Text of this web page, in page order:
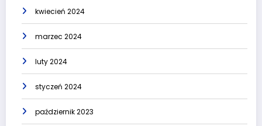
kwiecień 2024
marzec 2024
luty 2024
styczeń 2024
październik 2023